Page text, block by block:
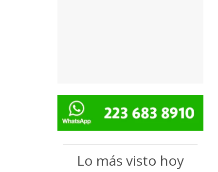
Lo más visto hoy